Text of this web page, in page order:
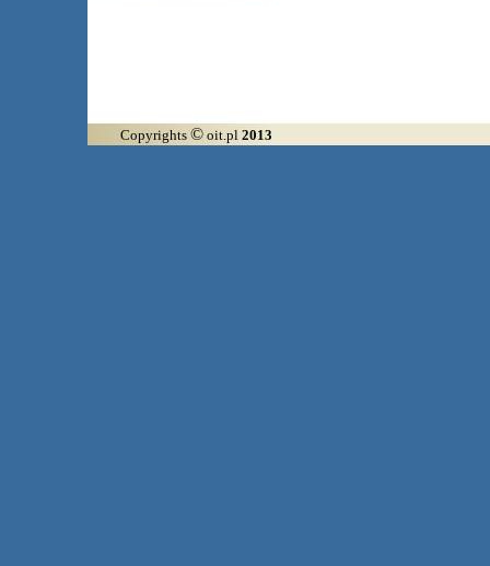
Copyrights © oit.pl 2013